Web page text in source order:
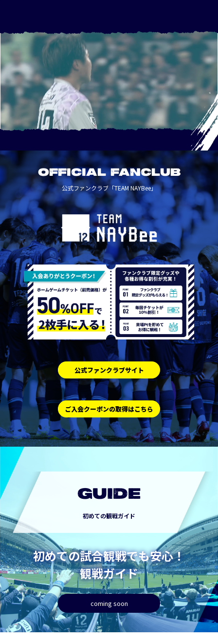
OFFICIAL FANCLUB
公式ファンクラブ「TEAM NAYBee」
公式ファンクラブサイト
ご入会クーポンの取得はこちら
GUIDE
初めての観戦ガイド
初めての試合観戦でも安心！
観戦ガイド
coming soon